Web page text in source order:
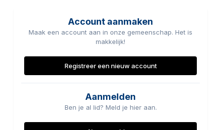
Account aanmaken
Maak een account aan in onze gemeenschap. Het is
makkelijk!
Registreer een nieuw account
Aanmelden
Ben je al lid? Meld je hier aan.